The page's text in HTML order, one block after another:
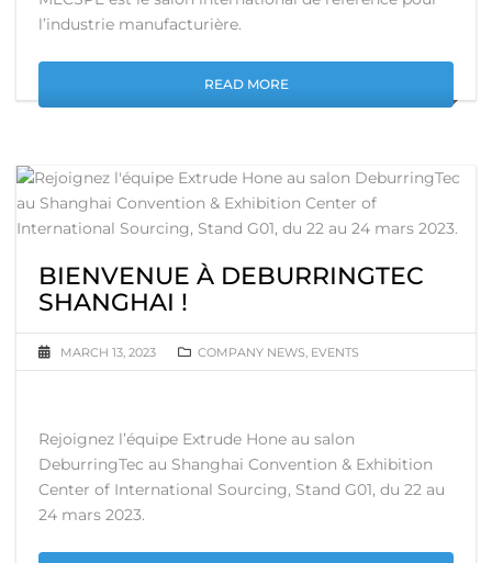
l’industrie manufacturière.
READ MORE
BIENVENUE À DEBURRINGTEC
SHANGHAI !
MARCH 13, 2023 COMPANY NEWS EVENTS
Rejoignez l’équipe Extrude Hone au salon
DeburringTec au Shanghai Convention & Exhibition
Center of International Sourcing, Stand G01, du 22 au
24 mars 2023.